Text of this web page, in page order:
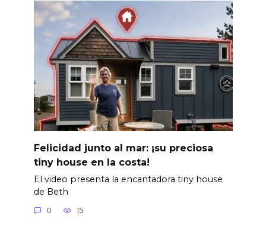
Felicidad junto al mar: ¡su preciosa
tiny house en la costa!
El video presenta la encantadora tiny house
de Beth
0 15